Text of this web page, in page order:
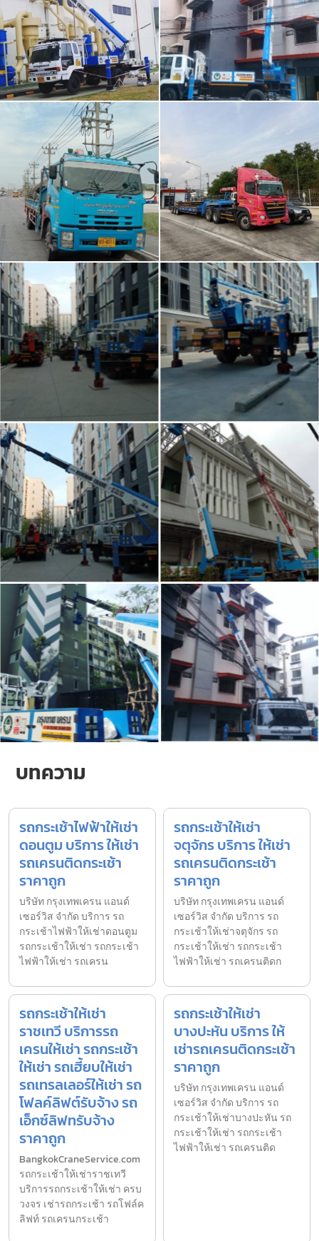
บทความ
รถกระเช้าไฟฟ้าให้เช่า
ดอนตูม บริการ ให้เช่า
รถเครนติดกระเช้า
ราคาถูก
บริษัท กรุงเทพเครน แอนด์
เซอร์วิส จำกัด บริการ รถ
กระเช้าไฟฟ้าให้เช่าดอนตูม
รถกระเช้าให้เช่า รถกระเช้า
ไฟฟ้าให้เช่า รถเครน
รถกระเช้าให้เช่า
จตุจักร บริการ ให้เช่า
รถเครนติดกระเช้า
ราคาถูก
บริษัท กรุงเทพเครน แอนด์
เซอร์วิส จำกัด บริการ รถ
กระเช้าให้เช่าจตุจักร รถ
กระเช้าให้เช่า รถกระเช้า
ไฟฟ้าให้เช่า รถเครนติดก
รถกระเช้าให้เช่า
ราชเทวี บริการรถ
เครนให้เช่า รถกระเช้า
ให้เช่า รถเฮี้ยบให้เช่า
รถเทรลเลอร์ให้เช่า รถ
โฟลค์ลิฟต์รับจ้าง รถ
เอ็กซ์ลิฟทรับจ้าง
ราคาถูก
BangkokCraneService.com
รถกระเช้าให้เช่าราชเทวี
บริการรถกระเช้าให้เช่า ครบ
วงจร เช่ารถกระเช้า รถโฟล์ค
ลิฟท์ รถเครนกระเช้า
รถกระเช้าให้เช่า
บางปะหัน บริการ ให้
เช่ารถเครนติดกระเช้า
ราคาถูก
บริษัท กรุงเทพเครน แอนด์
เซอร์วิส จำกัด บริการ รถ
กระเช้าให้เช่าบางปะหัน รถ
กระเช้าให้เช่า รถกระเช้า
ไฟฟ้าให้เช่า รถเครนติด